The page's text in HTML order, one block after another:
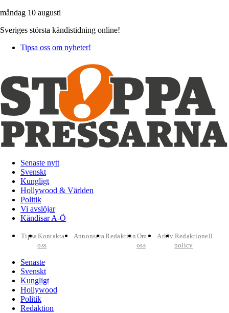
måndag 10 augusti
Sveriges största kändistidning online!
Tipsa oss om nyheter!
Senaste nytt
Svenskt
Kungligt
Hollywood & Världen
Politik
Vi avslöjar
Kändisar A-Ö
TipsaKontakta
oss
AnnonseraRedaktion Om
oss
Arkiv Redaktionell
policy
Senaste
Svenskt
Kungligt
Hollywood
Politik
Redaktion